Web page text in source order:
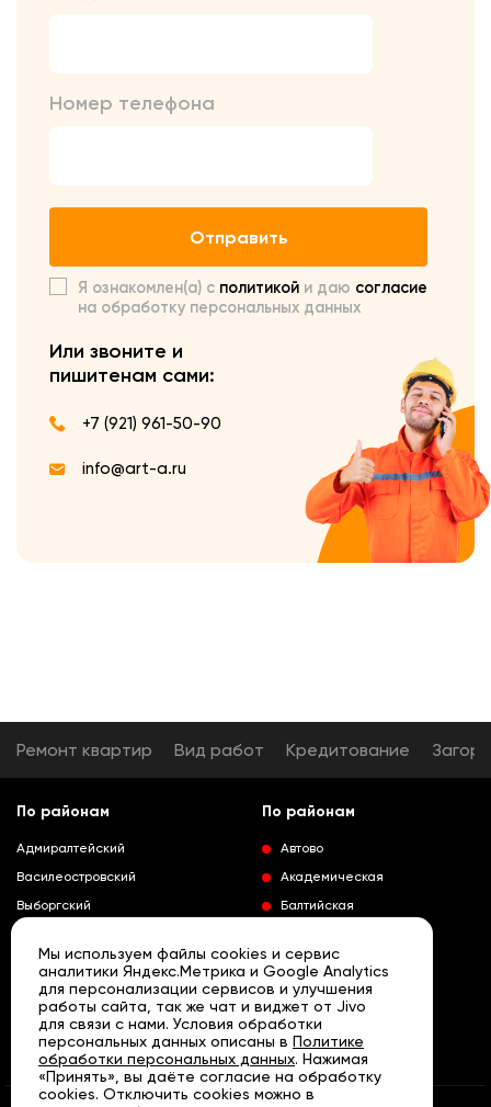
Номер телефона
Отправить
Я ознакомлен(а) с политикой и даю согласие
на обработку персональных данных
Или звоните и
пишитенам сами:
+7 (921) 961-50-90
info@art-a.ru
Ремонт квартир Вид работ Кредитование
По районам
Адмиралтейский
Василеостровский
Выборгский
Колпинский
Красногвардейский
Краносельский
Кронштадтский
Курортный
Развернуть
По районам
Автово
Академическая
Балтийская
Выборгская
Гражданский проспект
Девяткино
Кировский завод
Ленинский проспект
Мы используем файлы cookies и сервис
аналитики Яндекс.Метрика и Google Analytics
для персонализации сервисов и улучшения
работы сайта, так же чат и виджет от Jivo
для связи с нами. Условия обработки
персональных данных описаны в Политике
обработки персональных данных. Нажимая
«Принять», вы даёте согласие на обработку
cookies. Отключить cookies можно в